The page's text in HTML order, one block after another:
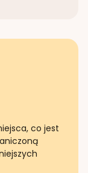
co jest